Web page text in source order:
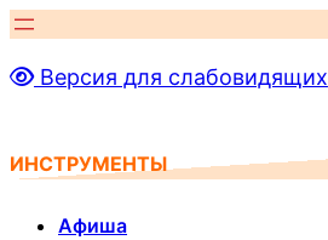
Перейти
содержимому
Версия для слабовидящих
ИНСТРУМЕНТЫ
Афиша